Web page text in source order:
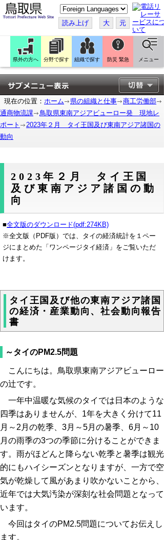
こ
の
ペ
ー
ジ
翻
訳
す
る
読み上げ 大 元
県外の方へ 分野で探す 組織で探す 防災 緊急 メニュー
現在の位置： ホーム 県の組織と仕事
商工労働部
通商物流課
鳥取県東南アジアビューロー発 現地レ
ポート
2023年２月 タイ王国及び東南アジア諸国の
動向
2023年２月 タイ王国
及び東南アジア諸国の動
向
■全文版のダウンロード(pdf:274KB)
※全文版（PDF版）では、タイの経済統計を１ペー
ジにまとめた「ワンページタイ経済」をご覧いただ
けます。
タイ王国及び他の東南アジア諸国
の経済・産業動向、社会動向報告
書
～タイのPM2.5問題
こんにちは。鳥取県東南アジアビューロー
の辻です。
一年中温暖な気候のタイでは日本のような
四季はありませんが、1年を大きく分けて11
月～2月の乾季、3月～5月の暑季、6月～10
月の雨季の3つの季節に分けることができま
す。雨がほどんと降らない乾季と暑季は観光
的にもハイシーズンとなりますが、一方で空
気が乾燥して風があまり吹かないことから、
近年では大気汚染が深刻な社会問題となって
います。
今回はタイのPM2.5問題についてお伝えし
ます。